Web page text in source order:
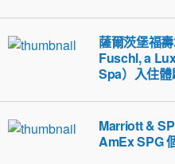
薩爾茨堡福
Fuschl, a
Spa）入住體
Marriott &
AmEx SPG